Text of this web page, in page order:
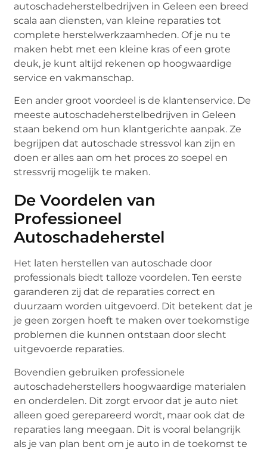
autoschadeherstelbedrijven in Geleen een breed
scala aan diensten, van kleine reparaties tot
complete herstelwerkzaamheden. Of je nu te
maken hebt met een kleine kras of een grote
deuk, je kunt altijd rekenen op hoogwaardige
service en vakmanschap.
Een ander groot voordeel is de klantenservice. De
meeste autoschadeherstelbedrijven in Geleen
staan bekend om hun klantgerichte aanpak. Ze
begrijpen dat autoschade stressvol kan zijn en
doen er alles aan om het proces zo soepel en
stressvrij mogelijk te maken.
De Voordelen van
Professioneel
Autoschadeherstel
Het laten herstellen van autoschade door
professionals biedt talloze voordelen. Ten eerste
garanderen zij dat de reparaties correct en
duurzaam worden uitgevoerd. Dit betekent dat je
je geen zorgen hoeft te maken over toekomstige
problemen die kunnen ontstaan door slecht
uitgevoerde reparaties.
Bovendien gebruiken professionele
autoschadeherstellers hoogwaardige materialen
en onderdelen. Dit zorgt ervoor dat je auto niet
alleen goed gerepareerd wordt, maar ook dat de
reparaties lang meegaan. Dit is vooral belangrijk
als je van plan bent om je auto in de toekomst te